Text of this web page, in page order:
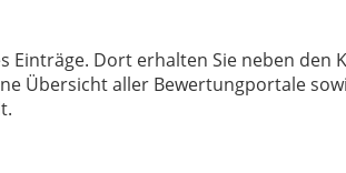
Einträge. Dort erhalten Sie neben
Übersicht aller Bewertungportale